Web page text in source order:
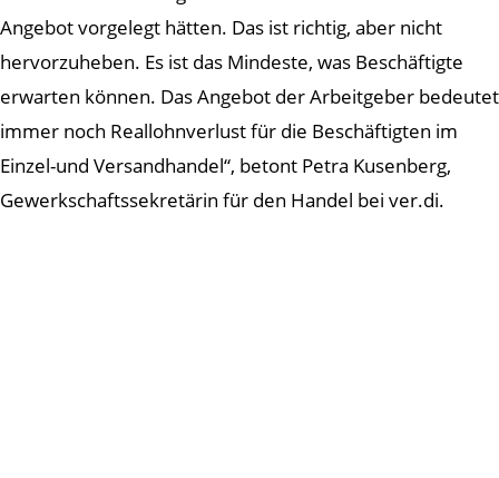
Angebot vorgelegt hätten. Das ist richtig, aber nicht
hervorzuheben. Es ist das Mindeste, was Beschäftigte
erwarten können. Das Angebot der Arbeitgeber bedeutet
immer noch Reallohnverlust für die Beschäftigten im
Einzel-und Versandhandel“, betont Petra Kusenberg,
Gewerkschaftssekretärin für den Handel bei ver.di.